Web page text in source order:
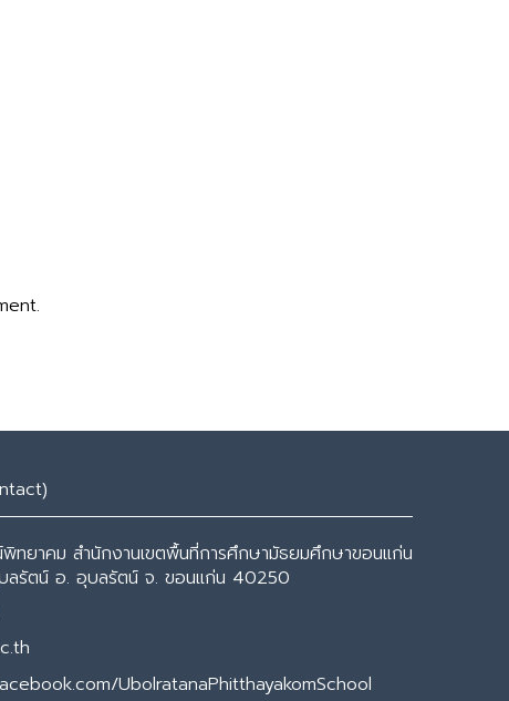
พิทยาคม สำนักงานเขตพื้นที่การศึกษามัธยมศึกษาขอนแก่น
ลรัตน์ อ. อุบลรัตน์ จ. ขอนแก่น 40250
UbolratanaPhitthayakomSchool